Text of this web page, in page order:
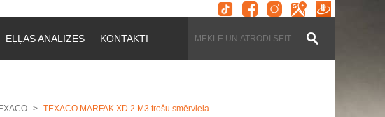
EĻĻAS ANALĪZES KONTAKTI
TEXACO MARFAK XD 2 M3 trošu smērviela